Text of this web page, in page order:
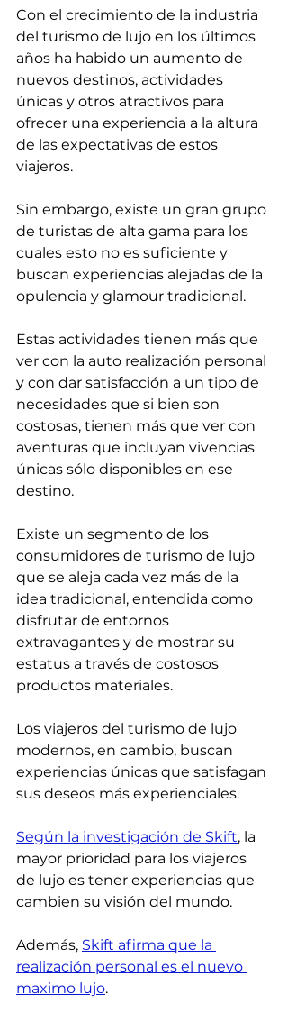
Con el crecimiento de la industria
del turismo de lujo en los últimos
años ha habido un aumento de
nuevos destinos, actividades
únicas y otros atractivos para
ofrecer una experiencia a la altura
de las expectativas de estos
viajeros.
Sin embargo, existe un gran grupo
de turistas de alta gama para los
cuales esto no es suficiente y
buscan experiencias alejadas de la
opulencia y glamour tradicional.
Estas actividades tienen más que
ver con la auto realización personal
y con dar satisfacción a un tipo de
necesidades que si bien son
costosas, tienen más que ver con
aventuras que incluyan vivencias
únicas sólo disponibles en ese
destino.
Existe un segmento de los
consumidores de turismo de lujo
que se aleja cada vez más de la
idea tradicional, entendida como
disfrutar de entornos
extravagantes y de mostrar su
estatus a través de costosos
productos materiales.
Los viajeros del turismo de lujo
modernos, en cambio, buscan
experiencias únicas que satisfagan
sus deseos más experienciales.
Según la investigación de Skift, la
mayor prioridad para los viajeros
de lujo es tener experiencias que
cambien su visión del mundo.
Además, Skift afirma que la
realización personal es el nuevo
maximo lujo.